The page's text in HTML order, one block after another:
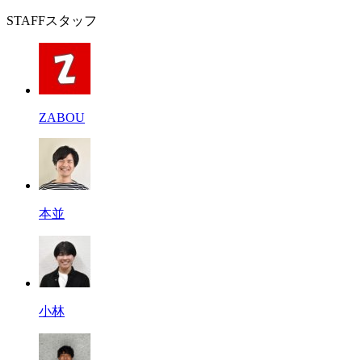
STAFFスタッフ
ZABOU
本並
小林